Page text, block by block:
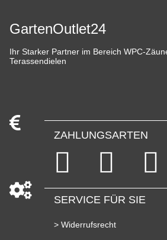
GartenOutlet24
Ihr Starker Partner im Bereich WPC-
Terassendielen
ZAHLUNGSARTEN
SERVICE FÜR SIE
> Widerrufsrecht